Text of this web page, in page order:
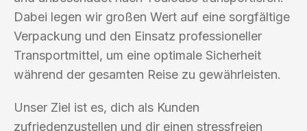
Dabei legen wir großen Wert auf eine sorgfältige
Verpackung und den Einsatz professioneller
Transportmittel, um eine optimale Sicherheit
während der gesamten Reise zu gewährleisten.
Unser Ziel ist es, dich als Kunden
zufriedenzustellen und dir einen stressfreien